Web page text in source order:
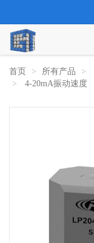
首页 所有产品
4-20mA振动速度